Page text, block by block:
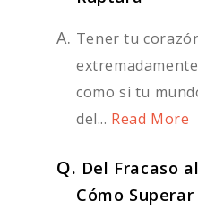
A. Tener tu
como si tu
del... Read More
Q. Del Fracaso
Cómo